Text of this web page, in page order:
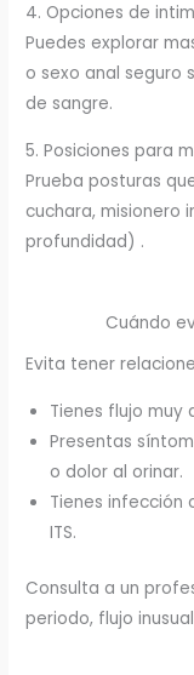
4. Opciones de
Puedes explorar
o sexo anal seguro
de sangre.
5. Posiciones para
Prueba posturas
cuchara, misionero
profundidad) .
Cuándo
Evita tener
Tienes flujo muy
Presentas
o dolor al orinar.
Tienes infección
ITS.
Consulta a un
periodo, flujo